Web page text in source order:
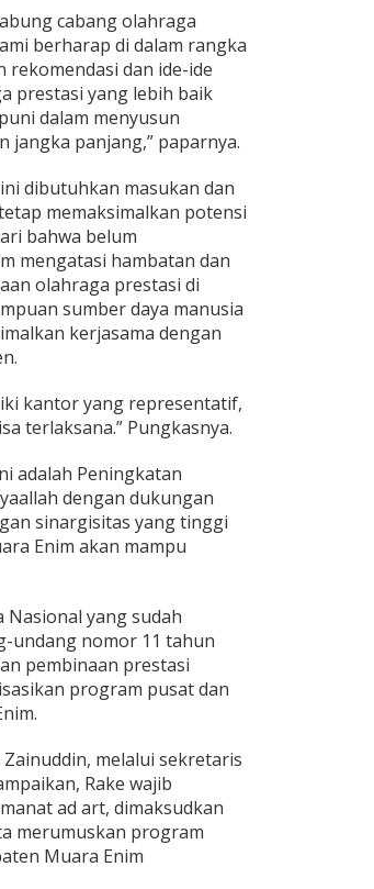
cabang olahraga
berharap di dalam rangka
rekomendasi dan ide-ide
prestasi yang lebih baik
dalam menyusun
jangka panjang,” paparnya.
dibutuhkan masukan dan
memaksimalkan potensi
bahwa belum
mengatasi hambatan dan
olahraga prestasi di
sumber daya manusia
kerjasama dengan
kantor yang representatif,
terlaksana.” Pungkasnya.
adalah Peningkatan
dengan dukungan
sinargisitas yang tinggi
Enim akan mampu
Nasional yang sudah
undang nomor 11 tahun
pembinaan prestasi
program pusat dan
melalui sekretaris
Rake wajib
ad art, dimaksudkan
merumuskan program
Muara Enim